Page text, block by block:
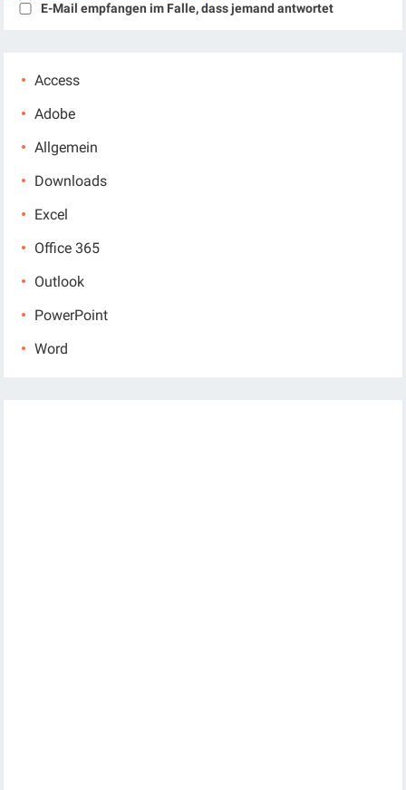
E-Mail empfangen im Falle, dass jemand antwortet
Access
Adobe
Allgemein
Downloads
Excel
Office 365
Outlook
PowerPoint
Word